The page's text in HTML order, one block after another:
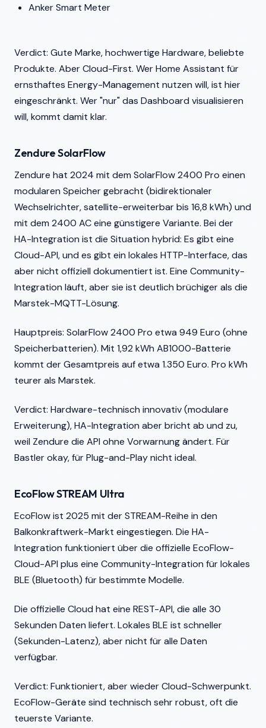
Anker Smart Meter
Verdict: Gute Marke, hochwertige Hardware, beliebte
Produkte. Aber Cloud-First. Wer Home Assistant für
ernsthaftes Energy-Management nutzen will, ist hier
eingeschränkt. Wer "nur" das Dashboard visualisieren
will, kommt damit klar.
Zendure SolarFlow
Zendure hat 2024 mit dem SolarFlow 2400 Pro einen
modularen Speicher gebracht (bidirektionaler
Wechselrichter, satellite-erweiterbar bis 16,8 kWh) und
mit dem 2400 AC eine günstigere Variante. Bei der
HA-Integration ist die Situation hybrid: Es gibt eine
Cloud-API, und es gibt ein lokales HTTP-Interface, das
aber nicht offiziell dokumentiert ist. Eine Community-
Integration läuft, aber sie ist deutlich brüchiger als die
Marstek-MQTT-Lösung.
Hauptpreis: SolarFlow 2400 Pro etwa 949 Euro (ohne
Speicherbatterien). Mit 1,92 kWh AB1000-Batterie
kommt der Gesamtpreis auf etwa 1.350 Euro. Pro kWh
teurer als Marstek.
Verdict: Hardware-technisch innovativ (modulare
Erweiterung), HA-Integration aber bricht ab und zu,
weil Zendure die API ohne Vorwarnung ändert. Für
Bastler okay, für Plug-and-Play nicht ideal.
EcoFlow STREAM Ultra
EcoFlow ist 2025 mit der STREAM-Reihe in den
Balkonkraftwerk-Markt eingestiegen. Die HA-
Integration funktioniert über die offizielle EcoFlow-
Cloud-API plus eine Community-Integration für lokales
BLE (Bluetooth) für bestimmte Modelle.
Die offizielle Cloud hat eine REST-API, die alle 30
Sekunden Daten liefert. Lokales BLE ist schneller
(Sekunden-Latenz), aber nicht für alle Daten
verfügbar.
Verdict: Funktioniert, aber wieder Cloud-Schwerpunkt.
EcoFlow-Geräte sind technisch sehr robust, oft die
teuerste Variante.